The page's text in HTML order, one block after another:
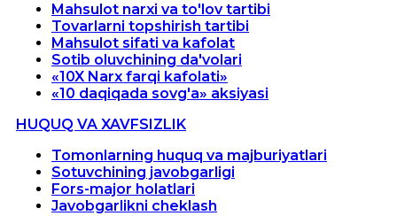
Mahsulot narxi va to'lov tartibi
Tovarlarni topshirish tartibi
Mahsulot sifati va kafolat
Sotib oluvchining da'volari
«10X Narx farqi kafolati»
«10 daqiqada sovg'a» aksiyasi
HUQUQ VA XAVFSIZLIK
Tomonlarning huquq va majburiyatlari
Sotuvchining javobgarligi
Fors-major holatlari
Javobgarlikni cheklash